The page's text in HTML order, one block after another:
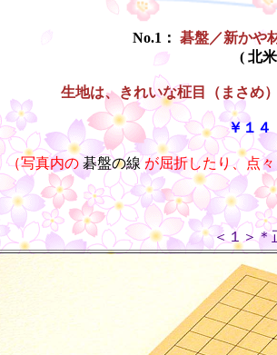
No.1： 碁盤／新かや
( 北
生地は、きれいな柾目（まさめ
￥１４
（写真内の 碁盤の線 が屈折したり、点
＜１＞＊